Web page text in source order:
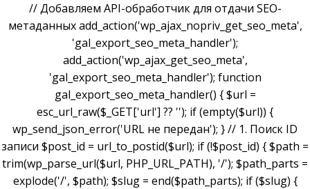
// Добавляем API-обработчик для отдачи SEO-
метаданных add_action('wp_ajax_nopriv_get_seo_meta',
'gal_export_seo_meta_handler');
add_action('wp_ajax_get_seo_meta',
'gal_export_seo_meta_handler'); function
gal_export_seo_meta_handler() { $url =
esc_url_raw($_GET['url'] ?? ''); if (empty($url)) {
wp_send_json_error('URL не передан'); } // 1. Поиск ID
записи $post_id = url_to_postid($url); if (!$post_id) { $path =
trim(wp_parse_url($url, PHP_URL_PATH), '/'); $path_parts =
explode('/', $path); $slug = end($path_parts); if ($slug) {